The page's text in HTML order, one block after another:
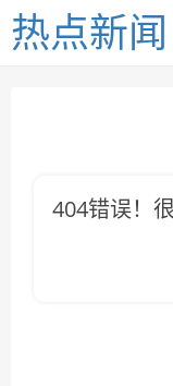
热点新闻
404错误！